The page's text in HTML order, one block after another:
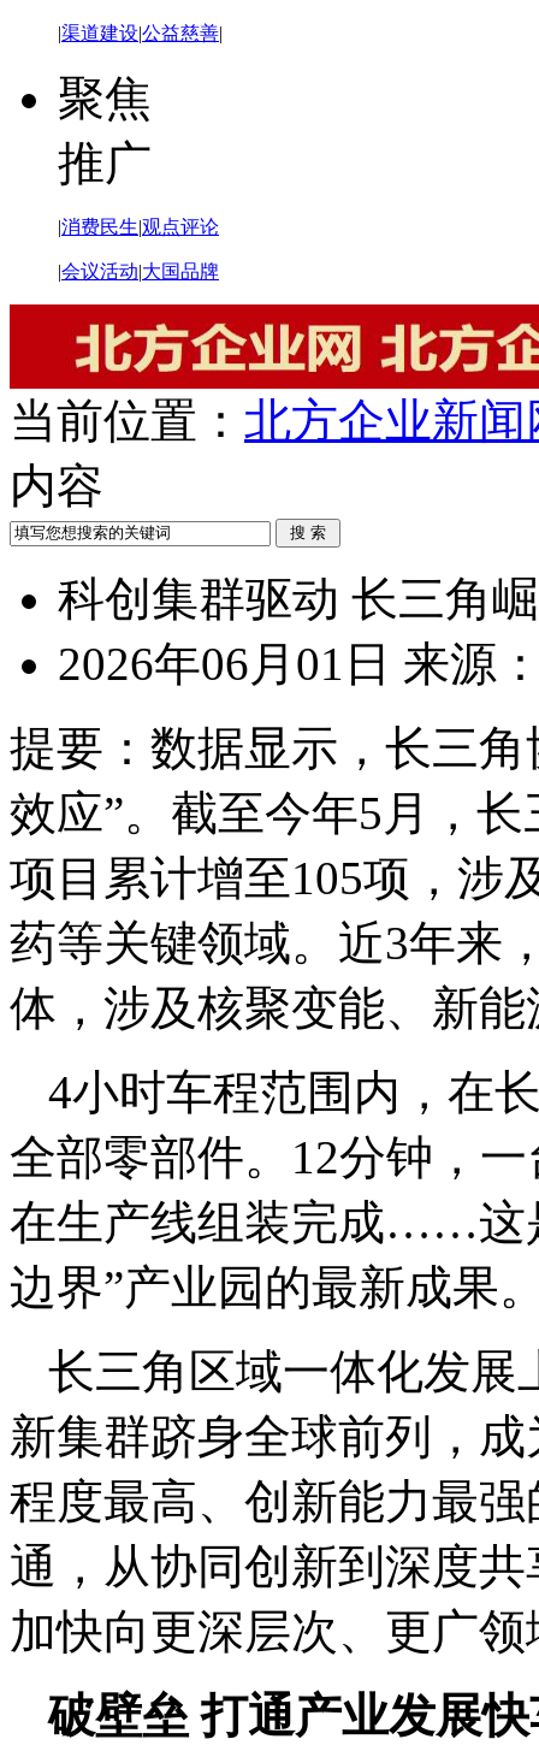
|渠道建设|公益慈善|
聚焦
推广
|消费民生|观点评论
|会议活动|大国品牌
当前位置： 北方企业新闻
内容
科创集群驱动 长三角
2026年06月01日 来源
提要： 数据显示，长三
效应”。截至今年5月，
项目累计增至105项，涉
药等关键领域。近3年来
体，涉及核聚变能、新
4小时车程范围内，在
全部零部件。12分钟，
在生产线组装完成……这
边界”产业园的最新成果
长三角区域一体化发展
新集群跻身全球前列，
程度最高、创新能力最
通，从协同创新到深度
加快向更深层次、更广
破壁垒 打通产业发展